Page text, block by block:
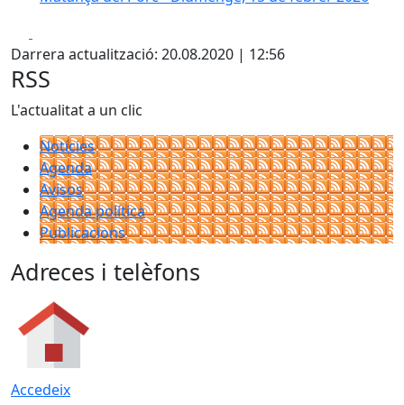
Darrera actualització: 20.08.2020 | 12:56
RSS
L'actualitat a un clic
Notícies
Agenda
Avisos
Agenda política
Publicacions
Adreces i telèfons
Accedeix